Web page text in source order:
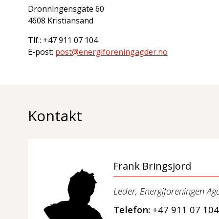
Dronningensgate 60
4608 Kristiansand
Tlf.: +47 911 07 104
E-post: post@energiforeningagder.no
Kontakt
Frank Bringsjord
Leder, Energiforeningen
Telefon: +47 911 07 104